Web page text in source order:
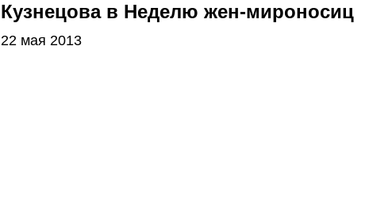
Кузнецова в Неделю жен-мироносиц
22 мая 2013